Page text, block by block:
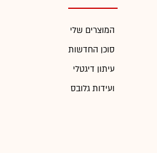
המוצרים שלי
סוכן החדשות
עיתון דיגטלי
ועידות גלובס